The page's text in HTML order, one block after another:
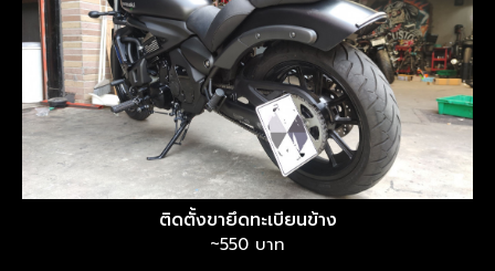
ติดตั้งขายึดทะเบียนข้าง
~550 บาท